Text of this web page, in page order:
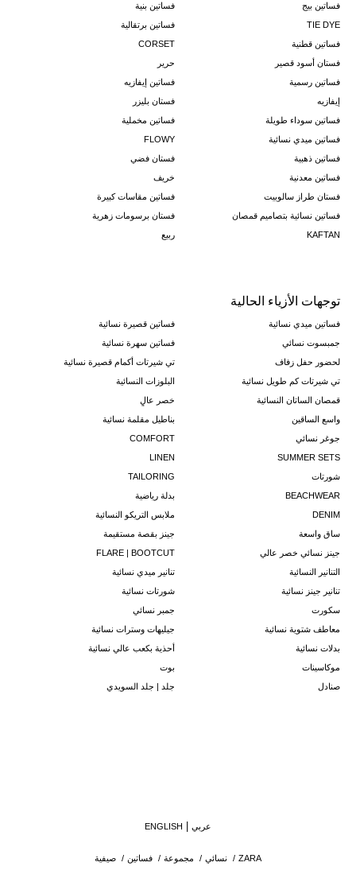
فساتين بيج
فساتين بنية
TIE DYE
فساتين برتقالية
فساتين قطنية
CORSET
فستان أسود قصير
حرير
فساتين رسمية
فساتين إيفازيه
إيفازيه
فستان بليزر
فساتين سوداء طويلة
فساتين مخملية
فساتين ميدي نسائية
FLOWY
فساتين ذهبية
فستان فضي
فساتين معدنية
خريف
فستان طراز سالوبيت
فساتين مقاسات كبيرة
فساتين نسائية بتصاميم قمصان
فستان برسومات زهرية
KAFTAN
ربيع
توجهات الأزياء الحالية
فساتين ميدي نسائية
فساتين قصيرة نسائية
جمبسوت نسائي
فساتين سهرة نسائية
لحضور حفل زفاف
تي شيرتات أكمام قصيرة نسائية
تي شيرتات كم طويل نسائية
البلوزات النسائية
قمصان الساتان النسائية
خصر عالٍ
واسع الساقين
بناطيل مقلمة نسائية
جوغر نسائي
COMFORT
SUMMER SETS
LINEN
شورتات
TAILORING
BEACHWEAR
بدلة رياضية
DENIM
ملابس التريكو النسائية
ساق واسعة
جينز بقصة مستقيمة
جينز نسائي خصر عالي
FLARE | BOOTCUT
التنانير النسائية
تنانير ميدي نسائية
تنانير جينز نسائية
شورتات نسائية
سكورت
جمبر نسائي
معاطف شتوية نسائية
جيليهات وسترات نسائية
بدلات نسائية
أحذية بكعب عالي نسائية
موكاسينات
بوت
صنادل
جلد | جلد السويدي
ZARA
/ نسائي / مجموعة / فساتين / صيفية
عربي ENGLISH